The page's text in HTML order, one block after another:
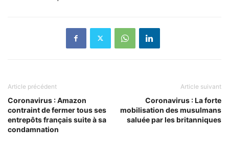
Article précédent
Coronavirus : Amazon
contraint de fermer tous ses
entrepôts français suite à sa
condamnation
Article suivant
Coronavirus : La forte
mobilisation des musulmans
saluée par les britanniques